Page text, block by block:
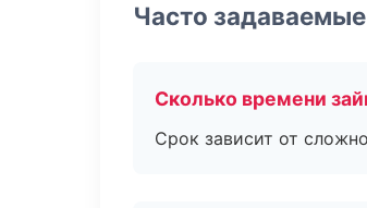
Часто
Сколько времени
Срок зависит от